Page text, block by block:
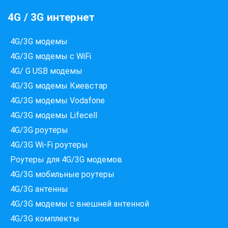
4G / 3G интернет
4G/3G модемы
4G/3G модемы с WiFi
4G/ G USB модемы
4G/3G модемы Киевстар
4G/3G модемы Vodafone
4G/3G модемы Lifecell
4G/3G роутеры
4G/3G Wi-Fi роутеры
Роутеры для 4G/3G модемов
4G/3G мобильные роутеры
4G/3G антенны
4G/3G модемы c внешней антенной
4G/3G комплектыЯкі провайдери працюють